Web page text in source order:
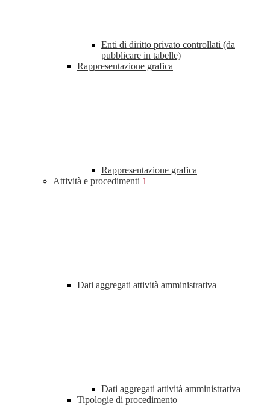
Enti di diritto privato controllati (da
pubblicare in tabelle)
Rappresentazione grafica
Rappresentazione grafica
Attività e procedimenti 1
Dati aggregati attività amministrativa
Dati aggregati attività amministrativa
Tipologie di procedimento